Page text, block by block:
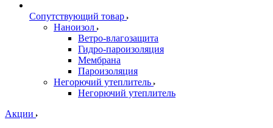
Сопутствующий товар
Наноизол
Ветро-влагозащита
Гидро-пароизоляция
Мембрана
Пароизоляция
Негорючий утеплитель
Негорючий утеплитель
Акции